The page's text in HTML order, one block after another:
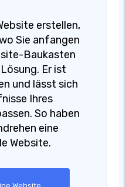
erstellen,
Sie anfangen
Baukasten
Er ist
und lässt sich
Ihres
So haben
eine
Website.